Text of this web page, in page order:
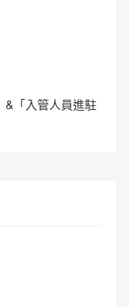
&「入管人員進駐